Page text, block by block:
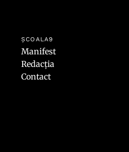
ȘCOALA9
Manifest
Redacția
Contact